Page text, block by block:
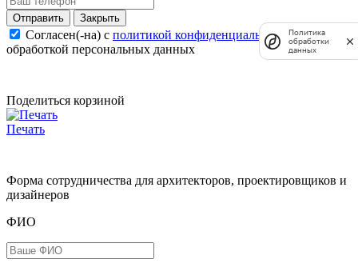
Закрыть
Согласен(-на) c политикой конфиденциальностии
обработкой персональных данных
Поделиться корзиной
Печать
Форма сотрудничества для архитекторов, проектировщиков и
дизайнеров
ФИО
Политика
обработки
данных